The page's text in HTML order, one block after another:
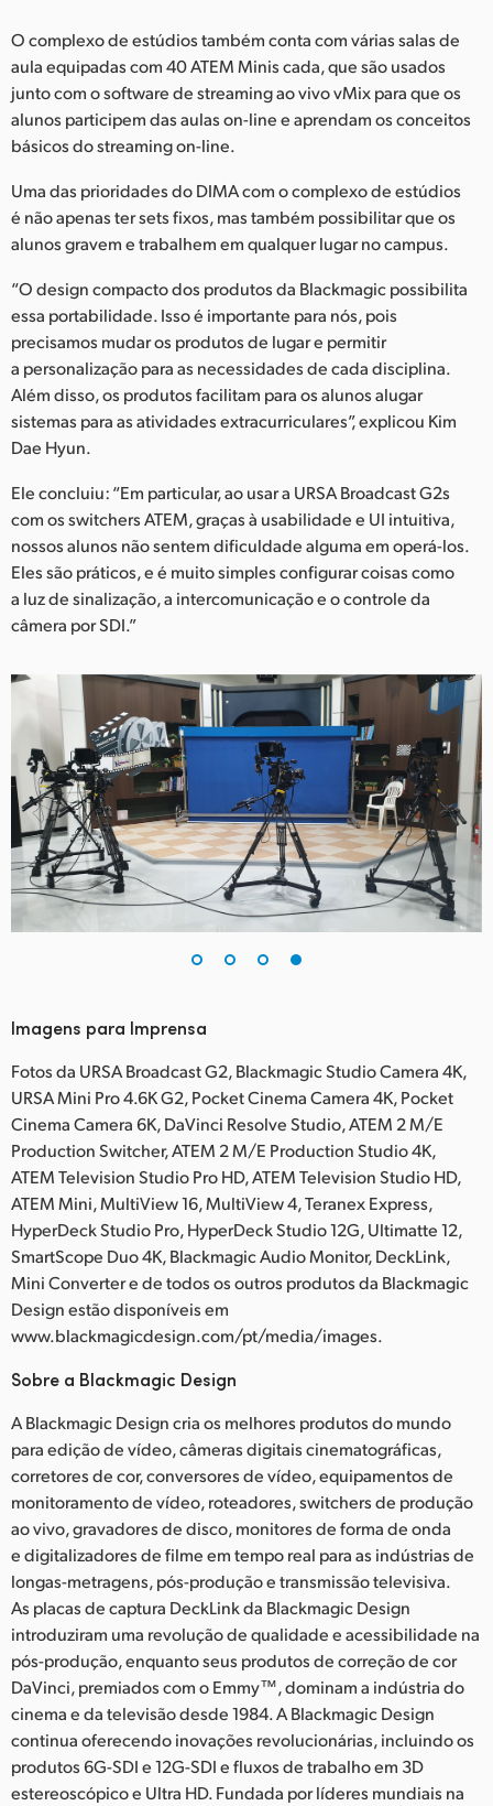
O complexo de estúdios também conta com várias salas de
aula equipadas com 40 ATEM Minis cada, que são usados
junto com o software de streaming ao vivo vMix para que os
alunos participem das aulas on-line e aprendam os conceitos
básicos do streaming on-line.
Uma das prioridades do DIMA com o complexo de estúdios
é não apenas ter sets fixos, mas também possibilitar que os
alunos gravem e trabalhem em qualquer lugar no campus.
“O design compacto dos produtos da Blackmagic possibilita
essa portabilidade. Isso é importante para nós, pois
precisamos mudar os produtos de lugar e permitir
a personalização para as necessidades de cada disciplina.
Além disso, os produtos facilitam para os alunos alugar
sistemas para as atividades extracurriculares”, explicou Kim
Dae Hyun.
Ele concluiu: “Em particular, ao usar a URSA Broadcast G2s
com os switchers ATEM, graças à usabilidade e UI intuitiva,
nossos alunos não sentem dificuldade alguma em operá-los.
Eles são práticos, e é muito simples configurar coisas como
a luz de sinalização, a intercomunicação e o controle da
câmera por SDI.”
Imagens para Imprensa
Fotos da URSA Broadcast G2, Blackmagic Studio Camera 4K,
URSA Mini Pro 4.6K G2, Pocket Cinema Camera 4K, Pocket
Cinema Camera 6K, DaVinci Resolve Studio, ATEM 2 M/E
Production Switcher, ATEM 2 M/E Production Studio 4K,
ATEM Television Studio Pro HD, ATEM Television Studio HD,
ATEM Mini, MultiView 16, MultiView 4, Teranex Express,
HyperDeck Studio Pro, HyperDeck Studio 12G, Ultimatte 12,
SmartScope Duo 4K, Blackmagic Audio Monitor, DeckLink,
Mini Converter e de todos os outros produtos da Blackmagic
Design estão disponíveis em
www.blackmagicdesign.com/pt/media/images.
Sobre a Blackmagic Design
A Blackmagic Design cria os melhores produtos do mundo
para edição de vídeo, câmeras digitais cinematográficas,
corretores de cor, conversores de vídeo, equipamentos de
monitoramento de vídeo, roteadores, switchers de produção
ao vivo, gravadores de disco, monitores de forma de onda
e digitalizadores de filme em tempo real para as indústrias de
longas-metragens, pós-produção e transmissão televisiva.
As placas de captura DeckLink da Blackmagic Design
introduziram uma revolução de qualidade e acessibilidade na
pós-produção, enquanto seus produtos de correção de cor
DaVinci, premiados com o Emmy™, dominam a indústria do
cinema e da televisão desde 1984. A Blackmagic Design
continua oferecendo inovações revolucionárias, incluindo os
produtos 6G-SDI e 12G-SDI e fluxos de trabalho em 3D
estereoscópico e Ultra HD. Fundada por líderes mundiais na